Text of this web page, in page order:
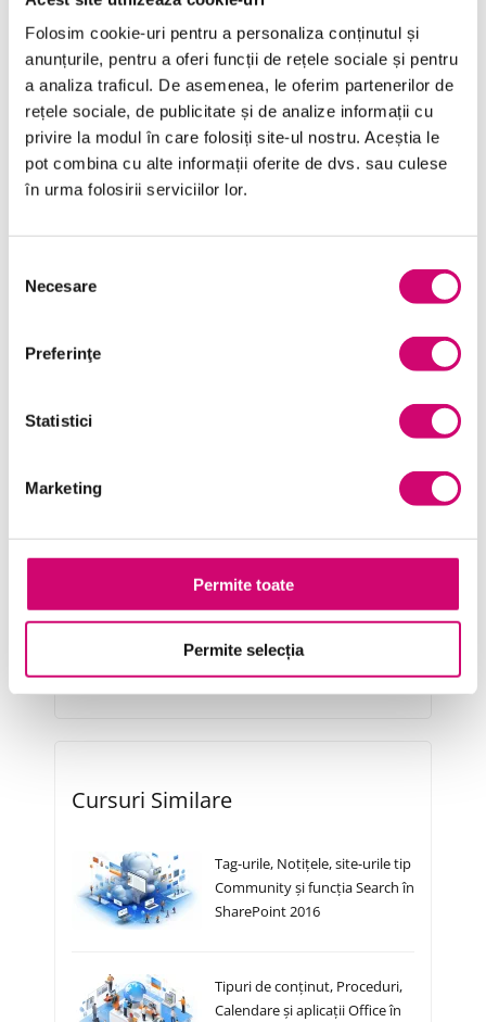
Folosim cookie-uri pentru a personaliza conținutul și
anunțurile, pentru a oferi funcții de rețele sociale și pentru
a analiza traficul. De asemenea, le oferim partenerilor de
rețele sociale, de publicitate și de analize informații cu
privire la modul în care folosiți site-ul nostru. Aceștia le
pot combina cu alte informații oferite de dvs. sau culese
în urma folosirii serviciilor lor.
consimțământului
Necesare
Preferinţe
Statistici
Marketing
Permite toate
Permite selecția
Categorii de Cursuri
Comunicare
Dezvoltare personală și profesională
Finanțe
Management și Leadership
Project Management
Transformare Digitală
Vânzări și negocieri
Cursuri Similare
Tag-urile, Notițele, site-urile tip
Community și funcția Search în
SharePoint 2016
Tipuri de conținut, Proceduri,
Calendare și aplicații Office în